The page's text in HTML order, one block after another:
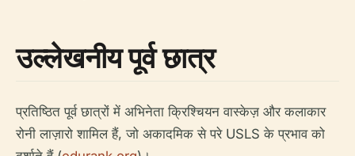
उल्लेखनीय पूर्व छात्र
प्रतिष्ठित पूर्व छात्रों में अभिनेता क्रिश्चियन वास्केज़ और कलाकार
रोनी लाज़ारो शामिल हैं, जो अकादमिक से परे USLS के प्रभाव को